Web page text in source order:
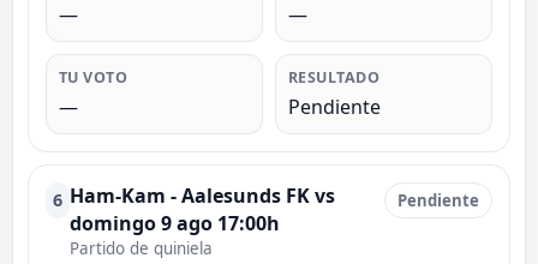
— —
TU VOTO
—
RESULTADO
Pendiente
6 Ham-Kam - Aalesunds FK vs
domingo 9 ago 17:00h
Partido de quiniela
Pendiente